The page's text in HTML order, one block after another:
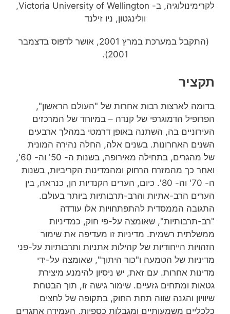
לקרימינולוגיה, ב- Victoria University of Wellington,
וולינגטון, ניו זילנד
(התקבל במערכת במרץ 2001, אושר לדפוס בדצמבר
2001).
תקציר
בדומה לארצות רבות אחרות של "העולם הראשון",
הפרופיל הדמוגרפי של קנדה – במיוחד של המרכזים
העירוניים בה, השתנה באופן דרמטי במהלך ארבעים
השנים האחרונות. בשנים אלה, החלה נהירה המונית
של מהגרים, בתחילה מאירופה, בשנות ה- 50' וה- 60',
ואחר כך מהמזרח הרחוק ומהמדינות הקריביות, בשנות
ה- 70' וה- 80'. כיום, הערים הקנדיות הן, כנראה, בין
הערים הרב-אתיות והרב-תרבותיות ביותר בעולם.
התגובה הממסדית להתפתחויות אלו עודדה
"רב-תרבותיות", שאומצה על-פי חוק, כמדיניות
ממשלתית רשמית. מדיניות זו מעדיפה את שימור
הזהויות הייחודיות של קהילות אתניות ותרבותיות על-פני
מדיניות של הטמעה ו"כור היתוך", שאומצה על-ידי
מדינות אחרות. עם זאת, יש ניסיון להימנע מיצירת
גטאות ומתחים גזעיים. שימור גישה זו, תוך הבטחת
שיוויון והגנה שווה תחת החוק, בתקופה של לחצים
כלכליים משמעותיים ומגבלות כספיות, העמידה אתגרים